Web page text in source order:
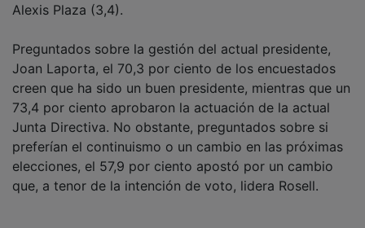
Alexis Plaza (3,4).
Preguntados sobre la gestión del actual presidente,
Joan Laporta, el 70,3 por ciento de los encuestados
creen que ha sido un buen presidente, mientras que un
73,4 por ciento aprobaron la actuación de la actual
Junta Directiva. No obstante, preguntados sobre si
preferían el continuismo o un cambio en las próximas
elecciones, el 57,9 por ciento apostó por un cambio
que, a tenor de la intención de voto, lidera Rosell.